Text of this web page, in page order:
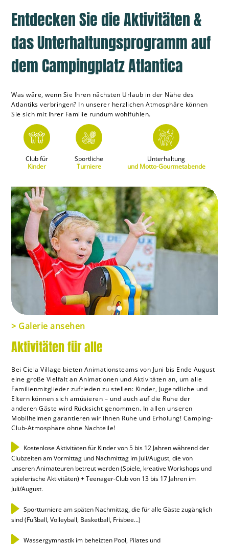
Entdecken Sie die Aktivitäten &
das Unterhaltungsprogramm auf
dem Campingplatz Atlantica
Was wäre, wenn Sie Ihren nächsten Urlaub in der Nähe des
Atlantiks verbringen? In unserer herzlichen Atmosphäre können
Sie sich mit Ihrer Familie rundum wohlfühlen.
Club für
Kinder
Sportliche
Turniere
Unterhaltung
und Motto-Gourmetabende
> Galerie ansehen
Aktivitäten für alle
Bei Ciela Village bieten Animationsteams von Juni bis Ende August
eine große Vielfalt an Animationen und Aktivitäten an, um alle
Familienmitglieder zufrieden zu stellen: Kinder, Jugendliche und
Eltern können sich amüsieren – und auch auf die Ruhe der
anderen Gäste wird Rücksicht genommen. In allen unseren
Mobilheimen garantieren wir Ihnen Ruhe und Erholung! Camping-
Club-Atmosphäre ohne Nachteile!
Kostenlose Aktivitäten für Kinder von 5 bis 12 Jahren während der
Clubzeiten am Vormittag und Nachmittag im Juli/August, die von
unseren Animateuren betreut werden (Spiele, kreative Workshops und
spielerische Aktivitäten) + Teenager-Club von 13 bis 17 Jahren im
Juli/August.
Sportturniere am späten Nachmittag, die für alle Gäste zugänglich
sind (Fußball, Volleyball, Basketball, Frisbee…)
Wassergymnastik im beheizten Pool, Pilates und